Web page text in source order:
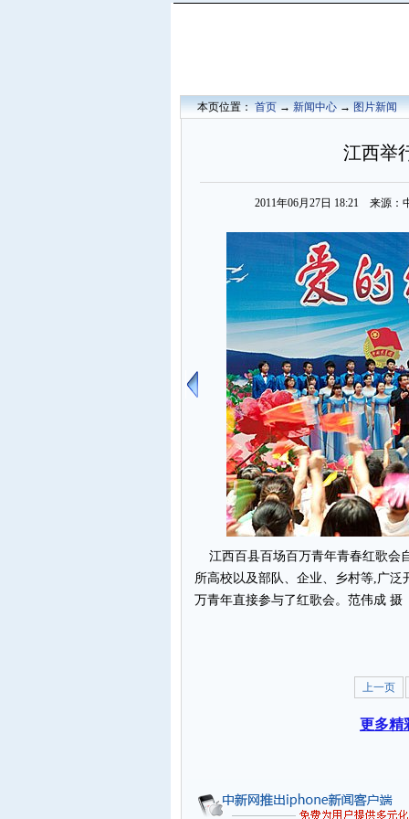
本页位置：首页→新闻中心→图片新闻
江西举
2011年06月27日 18:21 来源
江西百县百场百万青年青春红歌会
所高校以及部队、企业、乡村等,广
万青年直接参与了红歌会。范伟成 摄
上一页
更多精